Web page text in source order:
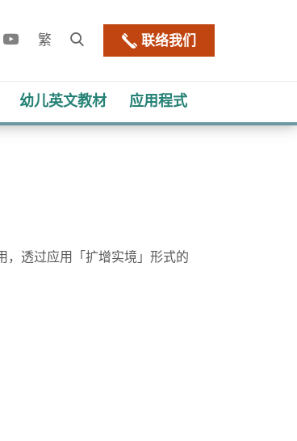
YouTube
繁
网
站
联络我们
幼儿​英文教材 应用程式
，透过应用「扩增实境」形式的